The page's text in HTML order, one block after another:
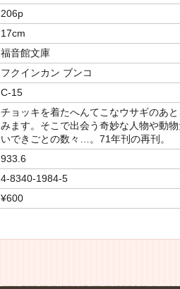
206p
17cm
福音館文庫
フクインカン ブンコ
C-15
チョッキを着たへんてこなウサギのあ
みます。そこで出会う奇妙な人物や動
いできごとの数々…。71年刊の再刊。
933.6
4-8340-1984-5
¥600